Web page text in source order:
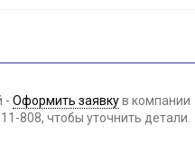
- Оформить заявкув компании
808, чтобы уточнить детали.